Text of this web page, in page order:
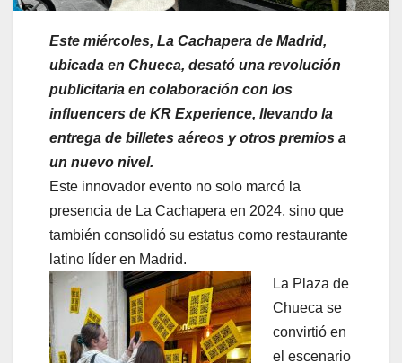
Este miércoles, La Cachapera de Madrid,
ubicada en Chueca, desató una revolución
publicitaria en colaboración con los
influencers de KR Experience, llevando la
entrega de billetes aéreos y otros premios a
un nuevo nivel.
Este innovador evento no solo marcó la
presencia de La Cachapera en 2024, sino que
también consolidó su estatus como restaurante
latino líder en Madrid.
La Plaza de
Chueca se
convirtió en
el escenario